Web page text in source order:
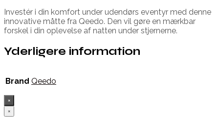
Investér i din komfort under udendørs eventyr med denne
innovative måtte fra Qeedo. Den vil gøre en mærkbar
forskel i din oplevelse af natten under stjernerne.
Yderligere information
Brand Qeedo
×
×